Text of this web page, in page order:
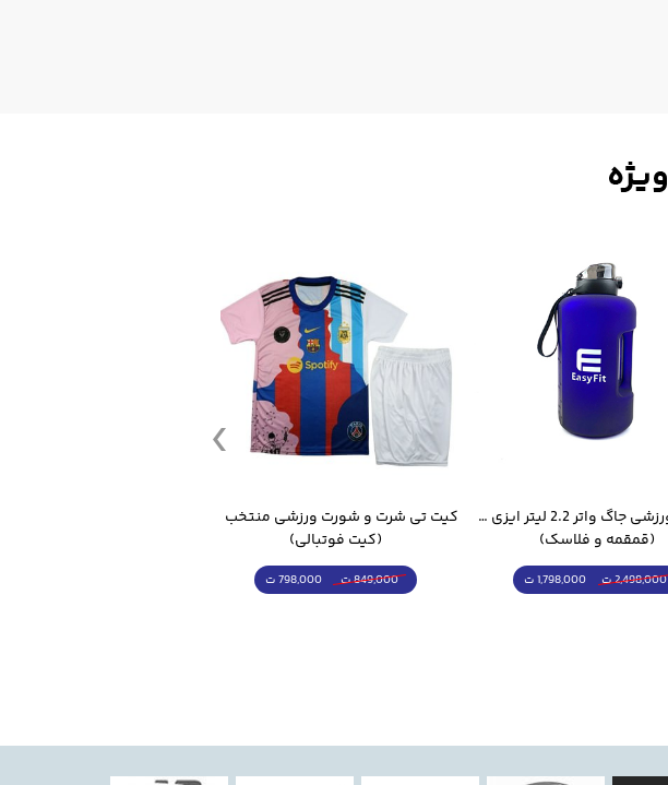
قمقمه ورزشی جاگ واتر 2.2 لیتر ایزی فیت
(قمقمه و فلاسک)
2,498,000 ت 1,798,000 ت
(کیت فوتبالی)
849,000 ت 798,000 ت